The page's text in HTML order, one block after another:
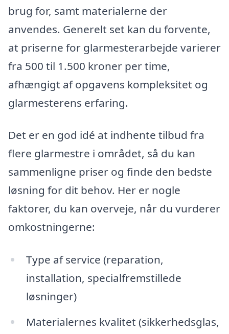
brug for, samt materialerne der
anvendes. Generelt set kan du forvente,
at priserne for glarmesterarbejde varierer
fra 500 til 1.500 kroner per time,
afhængigt af opgavens kompleksitet og
glarmesterens erfaring.
Det er en god idé at indhente tilbud fra
flere glarmestre i området, så du kan
sammenligne priser og finde den bedste
løsning for dit behov. Her er nogle
faktorer, du kan overveje, når du vurderer
omkostningerne:
Type af service (reparation,
installation, specialfremstillede
løsninger)
Materialernes kvalitet (sikkerhedsglas,